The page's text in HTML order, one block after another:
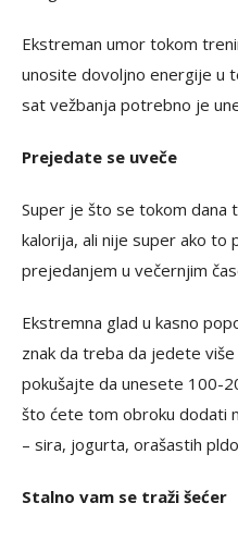
Ekstreman umor tokom
unosite dovoljno energije u
sat vežbanja potrebno je
Prejedate se uveče
Super je što se tokom dana
kalorija, ali nije super ako to
prejedanjem u večernjim
Ekstremna glad u kasno
znak da treba da jedete
pokušajte da unesete 100-
što ćete tom obroku dodati
– sira, jogurta, orašastih
Stalno vam se traži šećer